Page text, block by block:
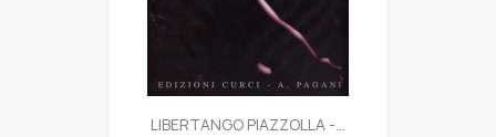
LIBERTANGO PIAZZOLLA -...